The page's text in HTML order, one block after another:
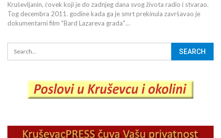
Kruševljanin, čovek koji je do zadnjeg dana svog života radio i stvarao.
Tog decembra 2011. godine kada ga je smrt prekinula završavao je
dokumentarni film "Bard Lazareva grada"…